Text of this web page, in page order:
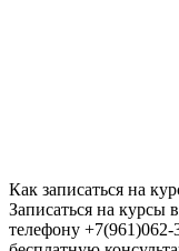
Как записаться на
Записаться на курсы
телефону